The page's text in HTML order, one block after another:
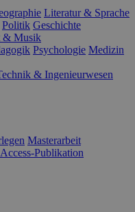
Literatur & Sprache
Politik Geschichte
& Musik
Psychologie Medizin
& Ingenieurwesen
Masterarbeit
Publikation